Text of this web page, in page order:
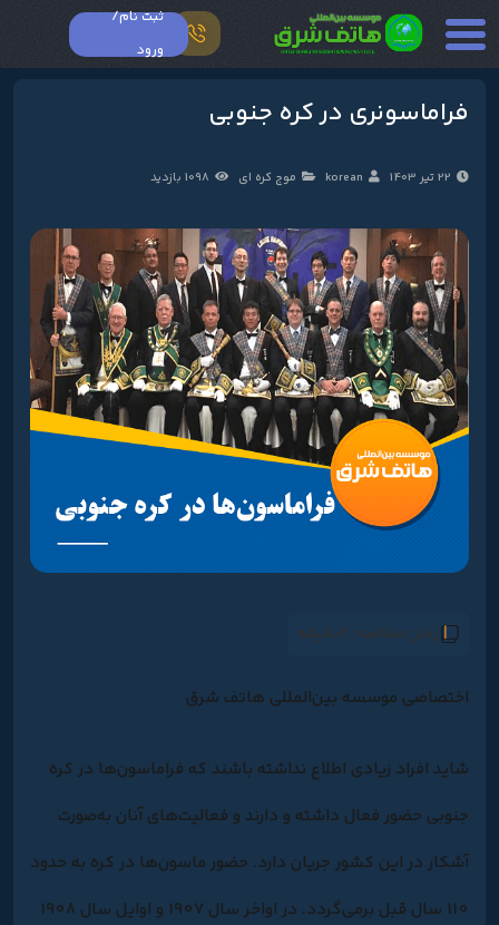
ثبت نام/
ورود
فراماسونری در کره جنوبی
22 تیر 1403 korean موج کره ای 1098 بازدید
زمان مطالعه : 2دقیقه
اختصاصی موسسه بین‌المللی هاتف شرق
شاید افراد زیادی اطلاع نداشته باشند که فراماسون‌ها در کره
جنوبی حضور فعال داشته و دارند و فعالیت‌های آنان به‌صورت
آشکار در این کشور جریان دارد. حضور ماسون‌ها در کره به حدود
110 سال قبل برمی‌گردد. در اواخر سال 1907 و اوایل سال 1908